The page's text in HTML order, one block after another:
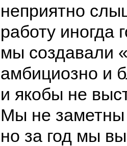
неприятно
работу иногда
мы создавали
амбициозно и
и якобы не
Мы не
но за год мы